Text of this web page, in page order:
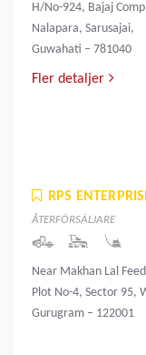
H/No-924, Bajaj
Nalapara, Sarusajai,
Guwahati – 781040
Fler detaljer
RPS
ÅTERFÖRSÄLJARE
Near Makhan Lal
Plot No-4, Sector 95,
Gurugram – 122001